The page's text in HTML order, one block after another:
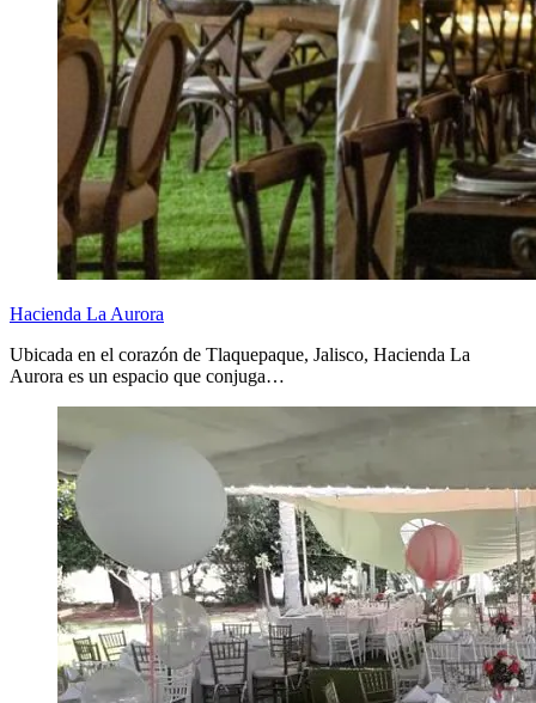
Hacienda La Aurora
Ubicada en el corazón de Tlaquepaque, Jalisco, Hacienda La
Aurora es un espacio que conjuga…